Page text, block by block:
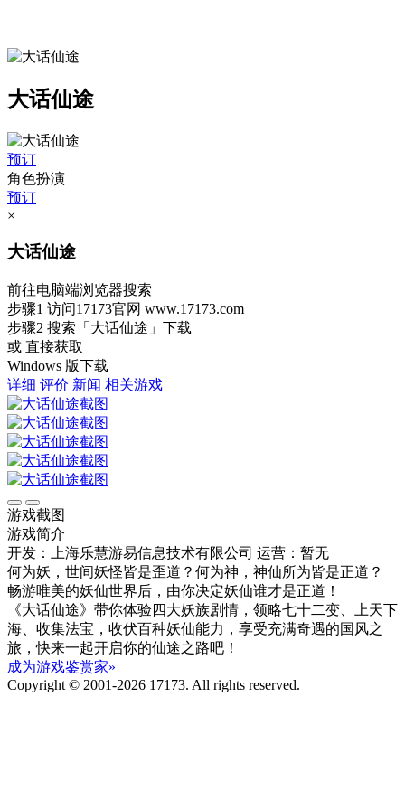
大话仙途
预订
角色扮演
预订
×
大话仙途
前往电脑端浏览器搜索
步骤1 访问17173官网 www.17173.com
步骤2 搜索 「大话仙途」 下载
或 直接获取
Windows 版下载
详细 评价 新闻 相关游戏
游戏截图
游戏简介
开发：上海乐慧游易信息技术有限公司 运营：暂无
何为妖，世间妖怪皆是歪道？何为神，神仙所为皆是正道？
畅游唯美的妖仙世界后，由你决定妖仙谁才是正道！
《大话仙途》带你体验四大妖族剧情，领略七十二变、上天下
海、收集法宝，收伏百种妖仙能力，享受充满奇遇的国风之
旅，快来一起开启你的仙途之路吧！
成为游戏鉴赏家»
Copyright © 2001-2026 17173. All rights reserved.